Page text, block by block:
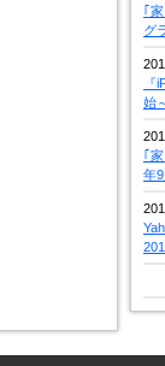
｢
グ
始
｢
年